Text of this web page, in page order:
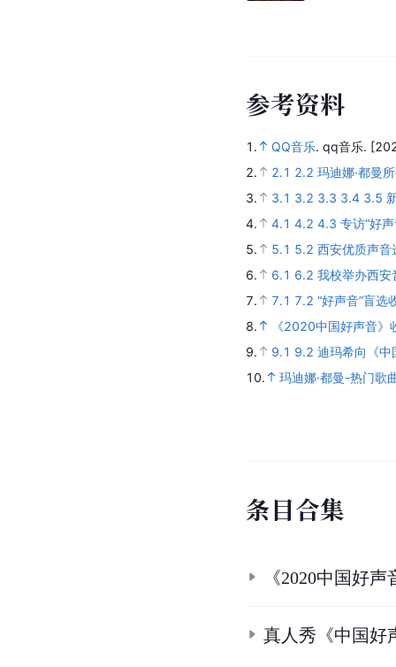
参考资料
1. QQ音乐. qq音乐.
2.
2.1 2.2 玛迪娜·都曼
3.
3.1 3.2 3.3 3.4 3.5
4.
4.1 4.2 4.3 专访“好
5.
5.1 5.2 西安优质声音
6.
6.1 6.2 我校举办西安
7.
7.1 7.2 “好声音”盲选
8.
《2020中国好声音
9.
9.1 9.2 迪玛希向《中
10.
玛迪娜·都曼-热门歌
条目合集
《2020中国好
真人秀《中国好